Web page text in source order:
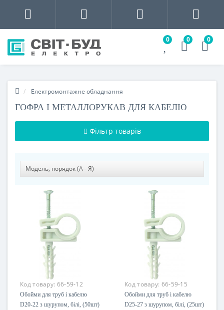
0 0 0
Електромонтажне обладнання
ГОФРА І МЕТАЛЛОРУКАВ ДЛЯ КАБЕЛЮ
Фільтр товарів
Код товару: 66-59-12
Обойми для труб і кабелю
D20-22 з шурупом, білі, (50шт)
Код товару: 66-59-15
Обойми для труб і кабелю
D25-27 з шурупом, білі, (25шт)